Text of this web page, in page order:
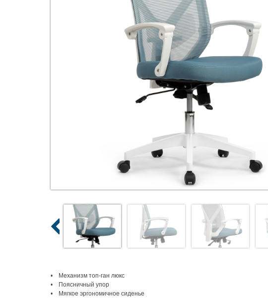
• Механизм топ-ган люкс
• Поясничный упор
• Мягкое эргономичное сиденье